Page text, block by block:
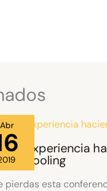
Abr
Experiencia
pierdas esta